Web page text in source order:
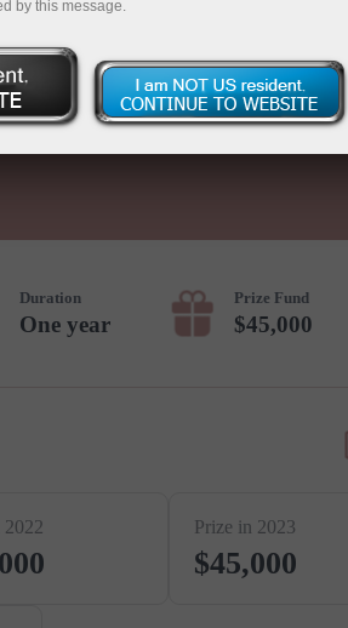
khoản demo
Duration
One year
Prize Fund
$45,000
2022 Prize in 2023
$45,000
by this message.